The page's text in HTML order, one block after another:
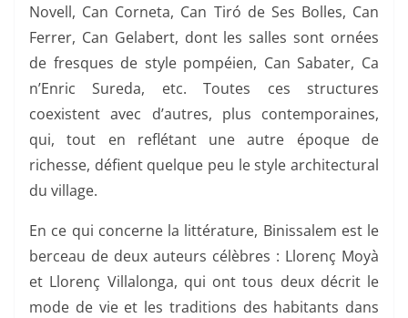
Novell, Can Corneta, Can Tiró de Ses Bolles, Can
Ferrer, Can Gelabert, dont les salles sont ornées
de fresques de style pompéien, Can Sabater, Ca
n’Enric Sureda, etc. Toutes ces structures
coexistent avec d’autres, plus contemporaines,
qui, tout en reflétant une autre époque de
richesse, défient quelque peu le style architectural
du village.
En ce qui concerne la littérature, Binissalem est le
berceau de deux auteurs célèbres : Llorenç Moyà
et Llorenç Villalonga, qui ont tous deux décrit le
mode de vie et les traditions des habitants dans